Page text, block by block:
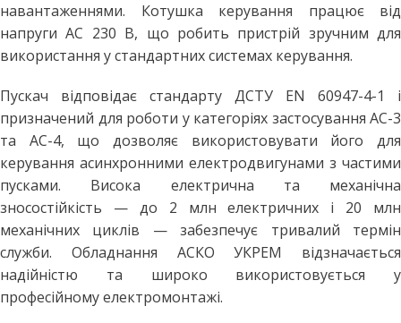
навантаженнями. Котушка керування працює від
напруги AC 230 В, що робить пристрій зручним для
використання у стандартних системах керування.
Пускач відповідає стандарту ДСТУ EN 60947-4-1 і
призначений для роботи у категоріях застосування AC-3
та AC-4, що дозволяє використовувати його для
керування асинхронними електродвигунами з частими
пусками. Висока електрична та механічна
зносостійкість — до 2 млн електричних і 20 млн
механічних циклів — забезпечує тривалий термін
служби. Обладнання АСКО УКРЕМ відзначається
надійністю та широко використовується у
професійному електромонтажі.